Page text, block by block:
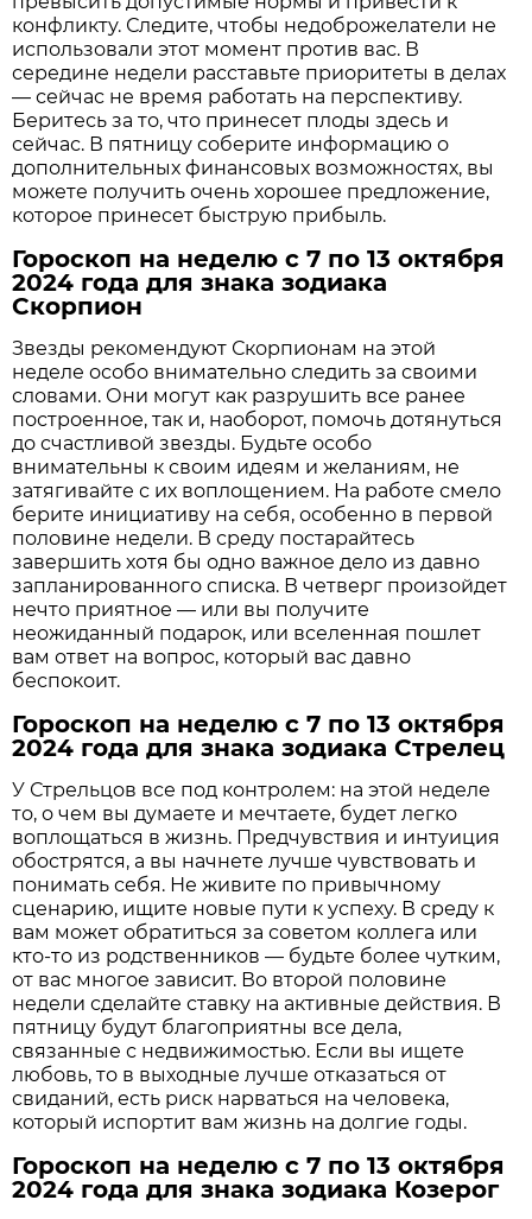
конфликту. Следите, чтобы недоброжелатели не
использовали этот момент против вас. В
середине недели расставьте приоритеты в делах
— сейчас не время работать на перспективу.
Беритесь за то, что принесет плоды здесь и
сейчас. В пятницу соберите информацию о
дополнительных финансовых возможностях, вы
можете получить очень хорошее предложение,
которое принесет быструю прибыль.
Гороскоп на неделю с 7 по 13 октября
2024 года для знака зодиака
Скорпион
Звезды рекомендуют Скорпионам на этой
неделе особо внимательно следить за своими
словами. Они могут как разрушить все ранее
построенное, так и, наоборот, помочь дотянуться
до счастливой звезды. Будьте особо
внимательны к своим идеям и желаниям, не
затягивайте с их воплощением. На работе смело
берите инициативу на себя, особенно в первой
половине недели. В среду постарайтесь
завершить хотя бы одно важное дело из давно
запланированного списка. В четверг произойдет
нечто приятное — или вы получите
неожиданный подарок, или вселенная пошлет
вам ответ на вопрос, который вас давно
беспокоит.
Гороскоп на неделю с 7 по 13 октября
2024 года для знака зодиака Стрелец
У Стрельцов все под контролем: на этой неделе
то, о чем вы думаете и мечтаете, будет легко
воплощаться в жизнь. Предчувствия и интуиция
обострятся, а вы начнете лучше чувствовать и
понимать себя. Не живите по привычному
сценарию, ищите новые пути к успеху. В среду к
вам может обратиться за советом коллега или
кто-то из родственников — будьте более чутким,
от вас многое зависит. Во второй половине
недели сделайте ставку на активные действия. В
пятницу будут благоприятны все дела,
связанные с недвижимостью. Если вы ищете
любовь, то в выходные лучше отказаться от
свиданий, есть риск нарваться на человека,
который испортит вам жизнь на долгие годы.
Гороскоп на неделю с 7 по 13 октября
2024 года для знака зодиака Козерог